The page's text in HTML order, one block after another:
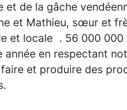
et de la gâche
et Mathieu, sœur et
et locale . 56 000 000
année en respectant
et produire des